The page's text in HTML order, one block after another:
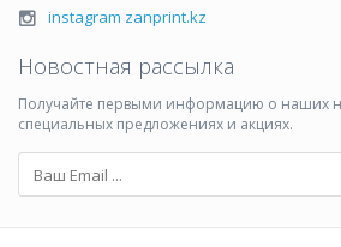
instagram zanprint.kz
Новостная рассылка
Получайте первыми информацию о наших
специальных предложениях и акциях.